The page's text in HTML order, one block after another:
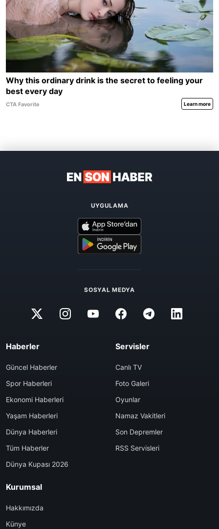
UYGULAMA
SOSYAL MEDYA
Haberler
Güncel Haberler
Spor Haberleri
Ekonomi Haberleri
Yaşam Haberleri
Dünya Haberleri
Tüm Haberler
Dünya Kupası 2026
Servisler
Canlı TV
Foto Galeri
Oyunlar
Namaz Vakitleri
Son Depremler
RSS Servisleri
Kurumsal
Hakkımızda
Künye